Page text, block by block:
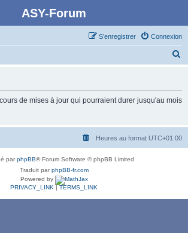
ASY-Forum
Connexion
S’enregistrer
c
de mises à jour qui pourraient durer jusqu'au mois
Heures au format UTC+01:00
parphpBB® Forum Software © phpBB Limited
Traduit parphpBB-fr.com
Powered by
PRIVACY_LINK |TERMS_LINK